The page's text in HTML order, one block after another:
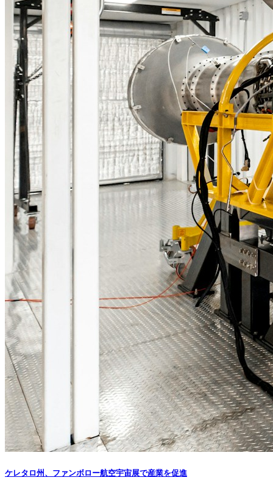
ケレタロ州、ファンボロー航空宇宙展で産業を促進